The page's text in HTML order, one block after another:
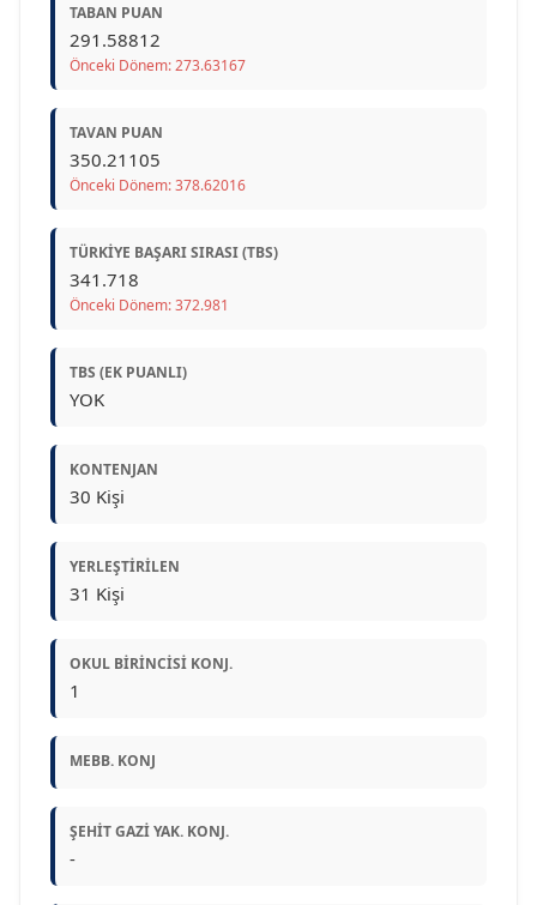
TABAN PUAN
291.58812
Önceki Dönem: 273.63167
TAVAN PUAN
350.21105
Önceki Dönem: 378.62016
TÜRKIYE BAŞARI SIRASI (TBS)
341.718
Önceki Dönem: 372.981
TBS (EK PUANLI)
YOK
KONTENJAN
30 Kişi
YERLEŞTIRILEN
31 Kişi
OKUL BIRINCISI KONJ.
1
MEBB. KONJ
ŞEHIT GAZI YAK. KONJ.
-